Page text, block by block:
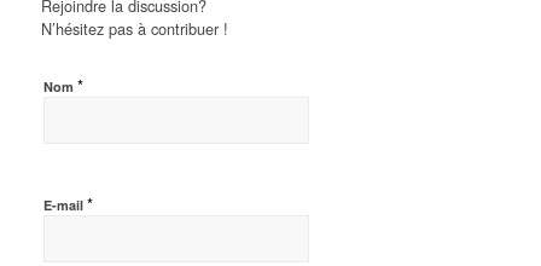
Rejoindre la discussion?
N’hésitez pas à contribuer !
Nom *
E-mail *